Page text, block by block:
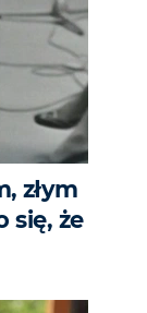
złym
się, że